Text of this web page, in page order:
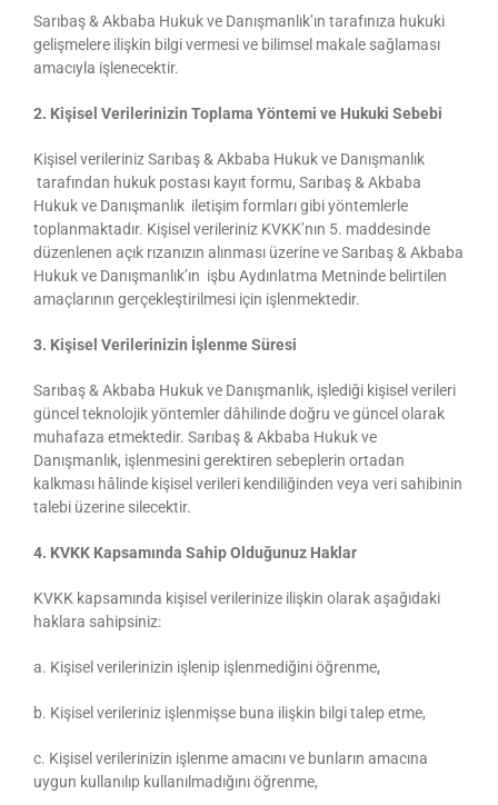
Sarıbaş & Akbaba Hukuk ve Danışmanlık’ın tarafınıza hukuki
gelişmelere ilişkin bilgi vermesi ve bilimsel makale sağlaması
amacıyla işlenecektir.
2. Kişisel Verilerinizin Toplama Yöntemi ve Hukuki Sebebi
Kişisel verileriniz Sarıbaş & Akbaba Hukuk ve Danışmanlık
tarafından hukuk postası kayıt formu, Sarıbaş & Akbaba
Hukuk ve Danışmanlık iletişim formları gibi yöntemlerle
toplanmaktadır. Kişisel verileriniz KVKK’nın 5. maddesinde
düzenlenen açık rızanızın alınması üzerine ve Sarıbaş & Akbaba
Hukuk ve Danışmanlık’ın işbu Aydınlatma Metninde belirtilen
amaçlarının gerçekleştirilmesi için işlenmektedir.
3. Kişisel Verilerinizin İşlenme Süresi
Sarıbaş & Akbaba Hukuk ve Danışmanlık, işlediği kişisel verileri
güncel teknolojik yöntemler dâhilinde doğru ve güncel olarak
muhafaza etmektedir. Sarıbaş & Akbaba Hukuk ve
Danışmanlık, işlenmesini gerektiren sebeplerin ortadan
kalkması hâlinde kişisel verileri kendiliğinden veya veri sahibinin
talebi üzerine silecektir.
4. KVKK Kapsamında Sahip Olduğunuz Haklar
KVKK kapsamında kişisel verilerinize ilişkin olarak aşağıdaki
haklara sahipsiniz:
a. Kişisel verilerinizin işlenip işlenmediğini öğrenme,
b. Kişisel verileriniz işlenmişse buna ilişkin bilgi talep etme,
c. Kişisel verilerinizin işlenme amacını ve bunların amacına
uygun kullanılıp kullanılmadığını öğrenme,